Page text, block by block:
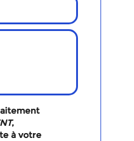
,
à votre